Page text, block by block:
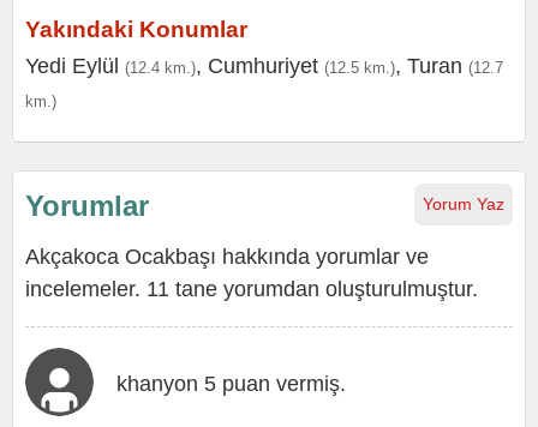
Yakındaki Konumlar
Yedi Eylül (12.4 km.), Cumhuriyet (12.5 km.), Turan (12.7
km.)
Yorum Yaz
Yorumlar
Akçakoca Ocakbaşı hakkında yorumlar ve
incelemeler. 11 tane yorumdan oluşturulmuştur.
khanyon 5 puan vermiş.